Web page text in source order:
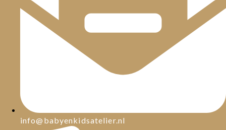
info@babyenkidsatelier.nl